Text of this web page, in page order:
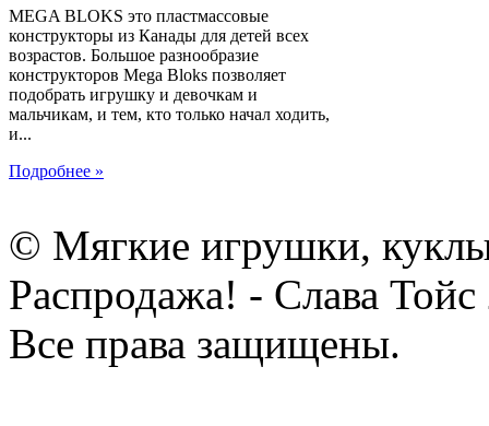
MEGA BLOKS это пластмассовые
конструкторы из Канады для детей всех
возрастов. Большое разнообразие
конструкторов Mega Bloks позволяет
подобрать игрушку и девочкам и
мальчикам, и тем, кто только начал ходить,
и...
Подробнее »
© Мягкие игрушки,
Распродажа! - Слава Тойс
Все права защищены.